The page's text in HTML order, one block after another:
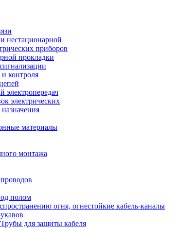
нестационарной
приборов
прокладки
контроля
электропередач
электрических
материалы
монтажа
полом
огня, огнестойкие кабель-каналы
для защиты кабеля